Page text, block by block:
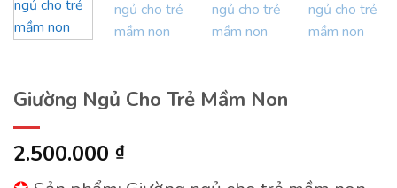
Giường Ngủ Cho Trẻ Mầm Non
2.500.000 ₫